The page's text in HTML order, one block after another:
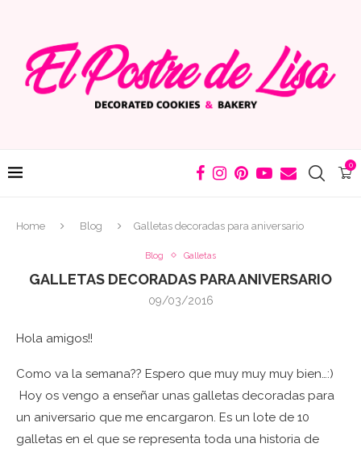
0
Home Blog Galletas decoradas para aniversario
Blog Galletas
GALLETAS DECORADAS PARA ANIVERSARIO
09/03/2016
Hola amigos!!
Como va la semana?? Espero que muy muy muy bien…:)
Hoy os vengo a enseñar unas galletas decoradas para
un aniversario que me encargaron. Es un lote de 10
galletas en el que se representa toda una historia de